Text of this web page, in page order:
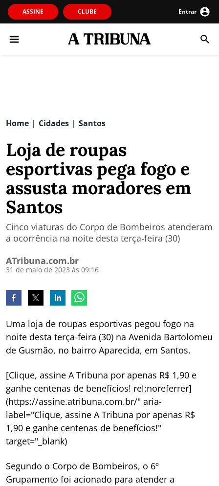
ASSINE CLUBE Entrar
Home | Cidades | Santos
Loja de roupas
esportivas pega fogo e
assusta moradores em
Santos
Cinco viaturas do Corpo de Bombeiros atenderam
a ocorrência na noite desta terça-feira (30)
ATribuna.com.br
31 de maio de 2023 às 09:16
Uma loja de roupas esportivas pegou fogo na
noite desta terça-feira (30) na Avenida Bartolomeu
de Gusmão, no bairro Aparecida, em Santos.
[Clique, assine A Tribuna por apenas R$ 1,90 e
ganhe centenas de benefícios! rel:noreferrer]
(https://assine.atribuna.com.br/" aria-
label="Clique, assine A Tribuna por apenas R$
1,90 e ganhe centenas de benefícios!"
target="_blank)
Segundo o Corpo de Bombeiros, o 6º
Grupamento foi acionado para atender a